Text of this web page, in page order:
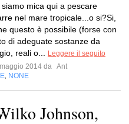
siamo mica qui a pescare
nel mare tropicale...o si?Si,
questo è possibile (forse con
di adeguate sostanze da
reali o...
Leggere il seguito
maggio 2014 da Ant
NONE
Johnson,